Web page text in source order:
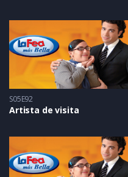
S05E92
Artista de visita